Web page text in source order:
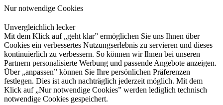
Nur notwendige Cookies
Unvergleichlich lecker
Mit dem Klick auf „geht klar” ermöglichen Sie uns Ihnen über
Cookies ein verbessertes Nutzungserlebnis zu servieren und dieses
kontinuierlich zu verbessern. So können wir Ihnen bei unseren
Partnern personalisierte Werbung und passende Angebote anzeigen.
Über „anpassen” können Sie Ihre persönlichen Präferenzen
festlegen. Dies ist auch nachträglich jederzeit möglich. Mit dem
Klick auf „Nur notwendige Cookies” werden lediglich technisch
notwendige Cookies gespeichert.